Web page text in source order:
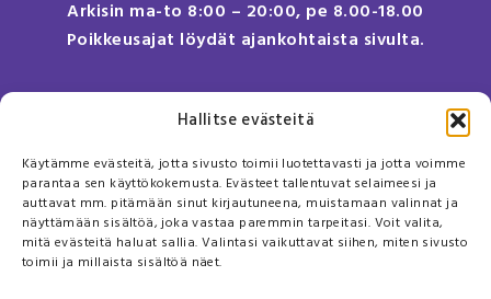
Hallitse evästeitä
Käytämme evästeitä, jotta sivusto toimii luotettavasti ja jotta voimme
parantaa sen käyttökokemusta. Evästeet tallentuvat selaimeesi ja
auttavat mm. pitämään sinut kirjautuneena, muistamaan valinnat ja
näyttämään sisältöä, joka vastaa paremmin tarpeitasi. Voit valita,
mitä evästeitä haluat sallia. Valintasi vaikuttavat siihen, miten sivusto
toimii ja millaista sisältöä näet.
Arkisin ma-to 8:00 – 20:00, pe 8.00-18.00
Poikkeusajat löydät ajankohtaista sivulta.
Anna meille palautetta
Sivusto
Usein kysyttyä
Tietosuojaseloste